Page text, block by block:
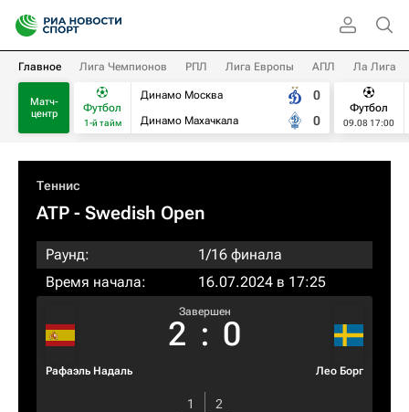
Главное Лига Чемпионов РПЛ Лига Европы АПЛ Ла Лига
Матч-
центр
Футбол
1-й тайм
Динамо Москва
Динамо Махачкала
0
0
Футбол
09.08 17:00
Теннис
ATP - Swedish Open
Раунд:
1/16 финала
Время начала:
16.07.2024 в 17:25
Рафаэль Надаль
Завершен
2 : 0
Лео Борг
1
2